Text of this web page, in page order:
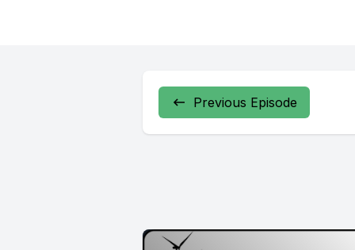
bryder
BMWs 6.
Previous Episode